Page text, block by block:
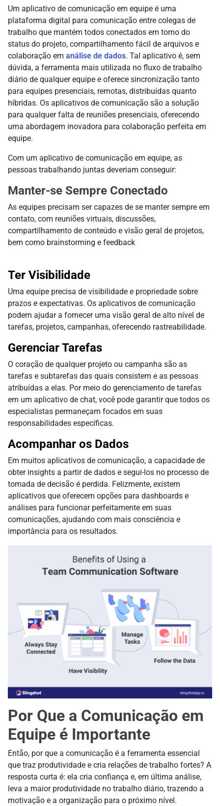
Um aplicativo de comunicação em equipe é uma
plataforma digital para comunicação entre colegas de
trabalho que mantém todos conectados em torno do
status do projeto, compartilhamento fácil de arquivos e
colaboração em análise de dados. Tal aplicativo é, sem
dúvida, a ferramenta mais utilizada no fluxo de trabalho
diário de qualquer equipe e oferece sincronização tanto
para equipes presenciais, remotas, distribuídas quanto
híbridas. Os aplicativos de comunicação são a solução
para qualquer falta de reuniões presenciais, oferecendo
uma abordagem inovadora para colaboração perfeita em
equipe.
Com um aplicativo de comunicação em equipe, as
pessoas trabalhando juntas deveriam conseguir:
Manter-se Sempre Conectado
As equipes precisam ser capazes de se manter sempre em
contato, com reuniões virtuais, discussões,
compartilhamento de conteúdo e visão geral de projetos,
bem como brainstorming e feedback
Ter Visibilidade
Uma equipe precisa de visibilidade e propriedade sobre
prazos e expectativas. Os aplicativos de comunicação
podem ajudar a fornecer uma visão geral de alto nível de
tarefas, projetos, campanhas, oferecendo rastreabilidade.
Gerenciar Tarefas
O coração de qualquer projeto ou campanha são as
tarefas e subtarefas das quais consistem e as pessoas
atribuídas a elas. Por meio do gerenciamento de tarefas
em um aplicativo de chat, você pode garantir que todos os
especialistas permaneçam focados em suas
responsabilidades específicas.
Acompanhar os Dados
Em muitos aplicativos de comunicação, a capacidade de
obter insights a partir de dados e segui-los no processo de
tomada de decisão é perdida. Felizmente, existem
aplicativos que oferecem opções para dashboards e
análises para funcionar perfeitamente em suas
comunicações, ajudando com mais consciência e
importância para os resultados.
Por Que a Comunicação em
Equipe é Importante
Então, por que a comunicação é a ferramenta essencial
que traz produtividade e cria relações de trabalho fortes? A
resposta curta é: ela cria confiança e, em última análise,
leva a maior produtividade no trabalho diário, trazendo a
motivação e a organização para o próximo nível.